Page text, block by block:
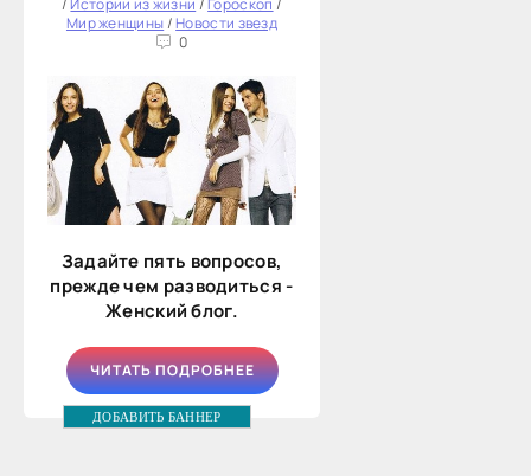
Мир женщины/Новости звезд
0
Задайте пять вопросов,
прежде чем разводиться -
Женский блог.
ЧИТАТЬ ПОДРОБНЕЕ
ДОБАВИТЬ БАННЕР